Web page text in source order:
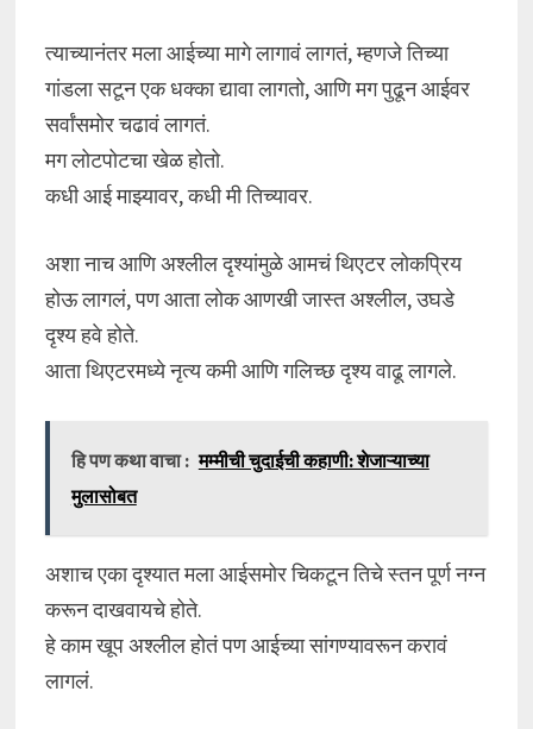
त्याच्यानंतर मला आईच्या मागे लागावं लागतं, म्हणजे तिच्या
गांडला सटून एक धक्का द्यावा लागतो, आणि मग पुढून आईवर
सर्वांसमोर चढावं लागतं.
मग लोटपोटचा खेळ होतो.
कधी आई माझ्यावर, कधी मी तिच्यावर.
अशा नाच आणि अश्लील दृश्यांमुळे आमचं थिएटर लोकप्रिय
होऊ लागलं, पण आता लोक आणखी जास्त अश्लील, उघडे
दृश्य हवे होते.
आता थिएटरमध्ये नृत्य कमी आणि गलिच्छ दृश्य वाढू लागले.
हि पण कथा वाचा : मम्मीची चुदाईची कहाणी: शेजाऱ्याच्या
मुलासोबत
अशाच एका दृश्यात मला आईसमोर चिकटून तिचे स्तन पूर्ण नग्न
करून दाखवायचे होते.
हे काम खूप अश्लील होतं पण आईच्या सांगण्यावरून करावं
लागलं.